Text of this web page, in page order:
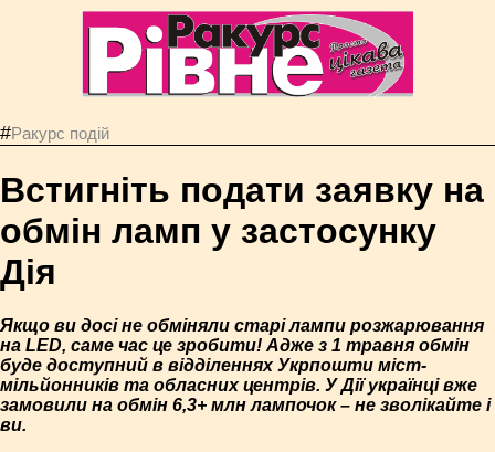
#Ракурс подій
Встигніть подати заявку на
обмін ламп у застосунку
Дія
Якщо ви досі не обміняли старі лампи розжарювання
на LED, саме час це зробити! Адже з 1 травня обмін
буде доступний в відділеннях Укрпошти міст-
мільйонників та обласних центрів. У Дії українці вже
замовили на обмін 6,3+ млн лампочок – не зволікайте і
ви.